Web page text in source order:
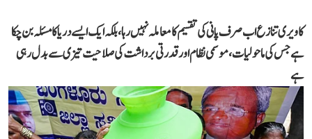
کاویری تنازع اب صرف پانی کی تقسیم کا معاملہ نہیں رہا، بلکہ ایک ایسے دریا کا مسئلہ بن چکا
ہے جس کی ماحولیات، موسمی نظام اور قدرتی برداشت کی صلاحیت تیزی سے بدل رہی
ہے